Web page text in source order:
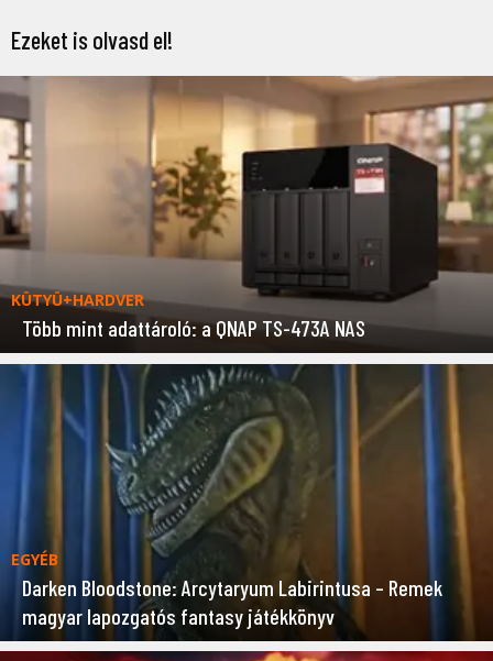
Ezeket is olvasd el!
KÜTYÜ+HARDVER
Több mint adattároló: a QNAP TS-473A NAS
EGYÉB
Darken Bloodstone: Arcytaryum Labirintusa – Remek
magyar lapozgatós fantasy játékkönyv